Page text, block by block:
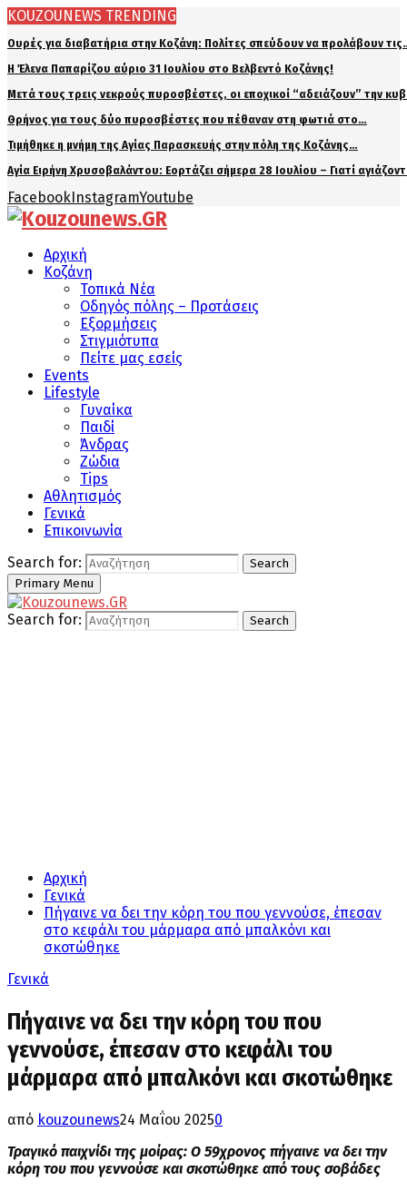
KOUZOUNEWS TRENDING
Ουρές για διαβατήρια στην Κοζάνη: Πολίτες σπεύδουν να προλάβουν
Η Έλενα Παπαρίζου αύριο 31 Ιουλίου στο Βελβεντό Κοζάνης!
Μετά τους τρεις νεκρούς πυροσβέστες, οι εποχικοί “αδειάζουν” την
Θρήνος για τους δύο πυροσβέστες που πέθαναν στη φωτιά στο…
Τιμήθηκε η μνήμη της Αγίας Παρασκευής στην πόλη της Κοζάνης…
Αγία Ειρήνη Χρυσοβαλάντου: Εορτάζει σήμερα 28 Ιουλίου – Γιατί
FacebookInstagramYoutube
Αρχική
Κοζάνη
Τοπικά Νέα
Οδηγός πόλης – Προτάσεις
Εξορμήσεις
Στιγμιότυπα
Πείτε μας εσείς
Events
Lifestyle
Γυναίκα
Παιδί
Άνδρας
Ζώδια
Tips
Αθλητισμός
Γενικά
Επικοινωνία
Search for:
Search
Primary Menu
Search for: Search
Αρχική
Γενικά
Πήγαινε να δει την κόρη του που γεννούσε, έπεσαν
στο κεφάλι του μάρμαρα από μπαλκόνι και
σκοτώθηκε
Γενικά
Πήγαινε να δει την κόρη του που
γεννούσε, έπεσαν στο κεφάλι του
μάρμαρα από μπαλκόνι και σκοτώθηκε
από kouzounews24 Μαΐου 20250
Τραγικό παιχνίδι της μοίρας: Ο 59χρονος πήγαινε να δει την
κόρη του που γεννούσε και σκοτώθηκε από τους σοβάδες